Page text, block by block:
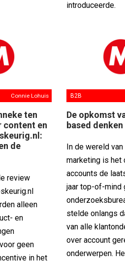
introduceerde.
Connie Lohuis
ten
content en
de
review
alleen
en
geen
in het
B2B
De opkomst
based denken
In de wereld
marketing is het
accounts de
jaar top-of-mind
stelde onlangs
van alle
over account
onderwerpen.